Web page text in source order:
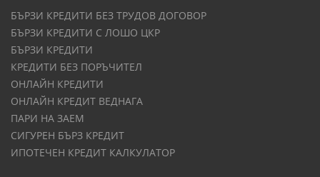
БЪРЗИ КРЕДИТИ БЕЗ ТРУДОВ ДОГОВОР
БЪРЗИ КРЕДИТИ С ЛОШО ЦКР
БЪРЗИ КРЕДИТИ
КРЕДИТИ БЕЗ ПОРЪЧИТЕЛ
ОНЛАЙН КРЕДИТИ
ОНЛАЙН КРЕДИТ ВЕДНАГА
ПАРИ НА ЗАЕМ
СИГУРЕН БЪРЗ КРЕДИТ
ИПОТЕЧЕН КРЕДИТ КАЛКУЛАТОР